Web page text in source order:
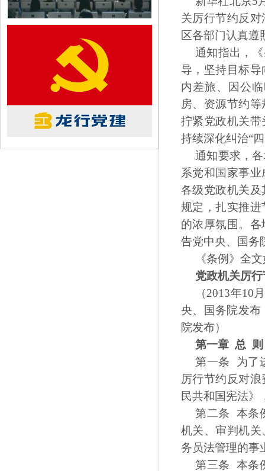
关厉行节约反
区各部门认真遵
通知指出，
导，坚持目标
内差旅、因公
房、资源节约
拧紧党政机关
持续深化纠治“
通知要求，
系党和国家事
各级党政机关
规定，扎实推
的浓厚氛围。
告党中央、国务
《条例》全
党政机关厉
（2013年10
央、国务院发布
院发布）
第一章 总 则
第一条 为了
厉行节约反对
民共和国宪法》
第二条 本条
机关、审判机
务员法管理的事
第三条 本条